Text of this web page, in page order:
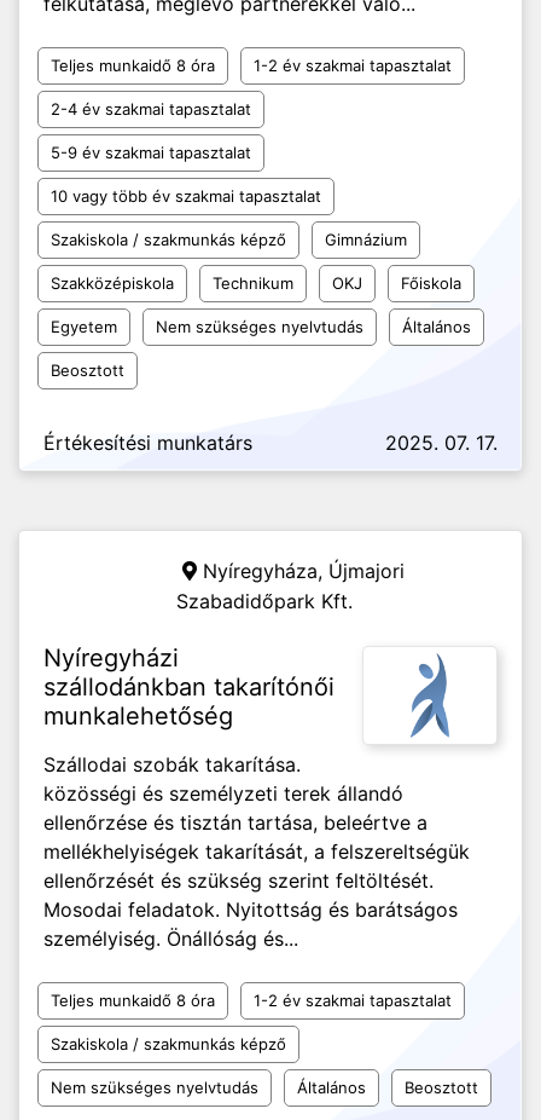
Teljes munkaidő 8 óra 1-2 év szakmai tapasztalat
2-4 év szakmai tapasztalat
5-9 év szakmai tapasztalat
10 vagy több év szakmai tapasztalat
Szakiskola / szakmunkás képző Gimnázium
Szakközépiskola Technikum OKJ Főiskola
Egyetem Nem szükséges nyelvtudás Általános
Beosztott
Értékesítési munkatárs 2025. 07. 17.
Nyíregyháza, Újmajori
Szabadidőpark Kft.
Nyíregyházi
szállodánkban takarítónői
munkalehetőség
Szállodai szobák takarítása.
közösségi és személyzeti terek állandó
ellenőrzése és tisztán tartása, beleértve a
mellékhelyiségek takarítását, a felszereltségük
ellenőrzését és szükség szerint feltöltését.
Mosodai feladatok. Nyitottság és barátságos
személyiség. Önállóság és...
Teljes munkaidő 8 óra 1-2 év szakmai tapasztalat
Szakiskola / szakmunkás képző
Nem szükséges nyelvtudás Általános Beosztott